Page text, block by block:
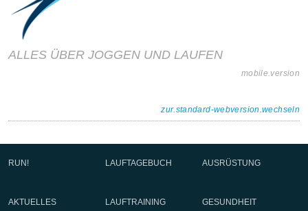
ALLES ÜBER JOGGEN UND LAUFEN
mobile.version
zur.standard-webversion.wechseln
RUN! LAUFTAGEBUCH AUSRÜSTUNG
AKTUELLES LAUFTRAINING GESUNDHEIT